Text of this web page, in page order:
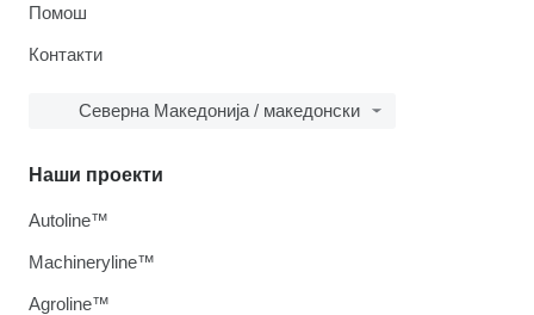
Помош
Контакти
Северна Македонија / македонски
Наши проекти
Autoline™
Machineryline™
Agroline™